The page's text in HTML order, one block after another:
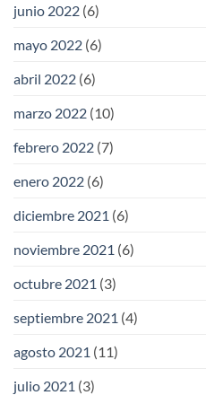
junio 2022 (6)
mayo 2022 (6)
abril 2022 (6)
marzo 2022 (10)
febrero 2022 (7)
enero 2022 (6)
diciembre 2021 (6)
noviembre 2021 (6)
octubre 2021 (3)
septiembre 2021 (4)
agosto 2021 (11)
julio 2021 (3)